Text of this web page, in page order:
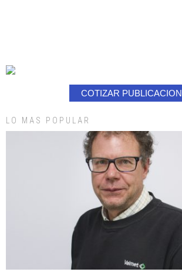
COTIZAR PUBLICACION
LO MAS POPULAR